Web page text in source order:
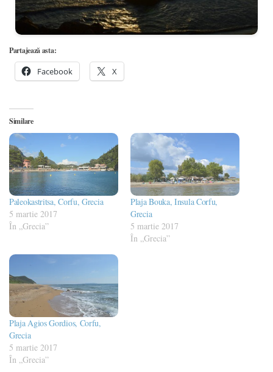
Partajează asta:
Facebook X
Similare
Paleokastritsa, Corfu, Grecia
5 martie 2017
În „Grecia”
Plaja Bouka, Insula Corfu,
Grecia
5 martie 2017
În „Grecia”
Plaja Agios Gordios, Corfu,
Grecia
5 martie 2017
În „Grecia”